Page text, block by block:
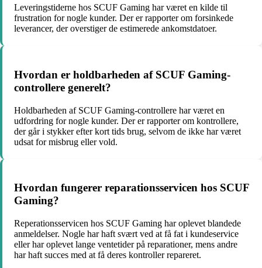
Leveringstiderne hos SCUF Gaming har været en kilde til
frustration for nogle kunder. Der er rapporter om forsinkede
leverancer, der overstiger de estimerede ankomstdatoer.
Hvordan er holdbarheden af SCUF Gaming-
controllere generelt?
Holdbarheden af SCUF Gaming-controllere har været en
udfordring for nogle kunder. Der er rapporter om kontrollere,
der går i stykker efter kort tids brug, selvom de ikke har været
udsat for misbrug eller vold.
Hvordan fungerer reparationsservicen hos SCUF
Gaming?
Reperationsservicen hos SCUF Gaming har oplevet blandede
anmeldelser. Nogle har haft svært ved at få fat i kundeservice
eller har oplevet lange ventetider på reparationer, mens andre
har haft succes med at få deres kontroller repareret.